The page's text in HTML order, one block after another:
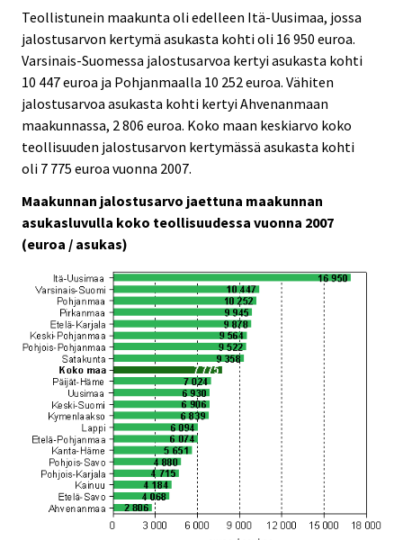
Teollistunein maakunta oli edelleen Itä-Uusimaa, jossa
jalostusarvon kertymä asukasta kohti oli 16 950 euroa.
Varsinais-Suomessa jalostusarvoa kertyi asukasta kohti
10 447 euroa ja Pohjanmaalla 10 252 euroa. Vähiten
jalostusarvoa asukasta kohti kertyi Ahvenanmaan
maakunnassa, 2 806 euroa. Koko maan keskiarvo koko
teollisuuden jalostusarvon kertymässä asukasta kohti
oli 7 775 euroa vuonna 2007.
Maakunnan jalostusarvo jaettuna maakunnan
asukasluvulla koko teollisuudessa vuonna 2007
(euroa / asukas)